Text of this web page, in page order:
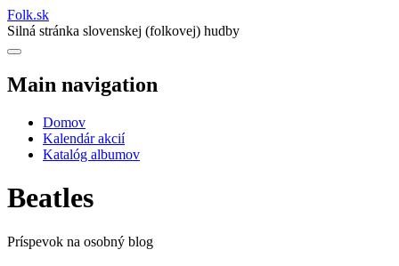
Folk.sk
Silná stránka slovenskej (folkovej) hudby
Main navigation
Domov
Kalendár akcií
Katalóg albumov
Beatles
Príspevok na osobný blog